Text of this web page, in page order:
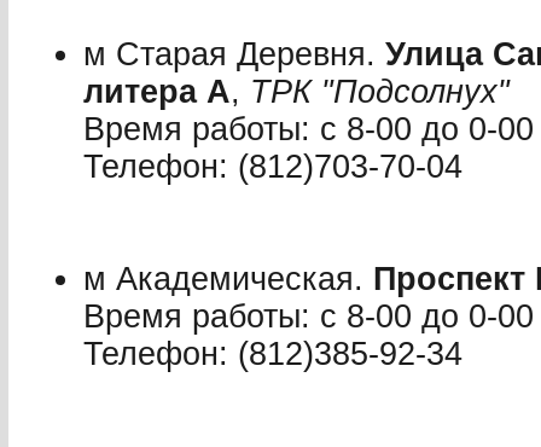
м Старая Деревня. Улица
литера А, ТРК "Подсолнух"
Время работы: с 8-00 до 0-00
Телефон: (812)703-70-04
м Академическая. Проспект
Время работы: с 8-00 до 0-00
Телефон: (812)385-92-34